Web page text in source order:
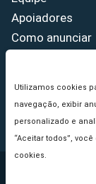
Utilizamos cookies
navegação, exibir
personalizado e
“Aceitar todos”,
cookies.
Apoiadores
Como anunciar
Princípios
Copyright